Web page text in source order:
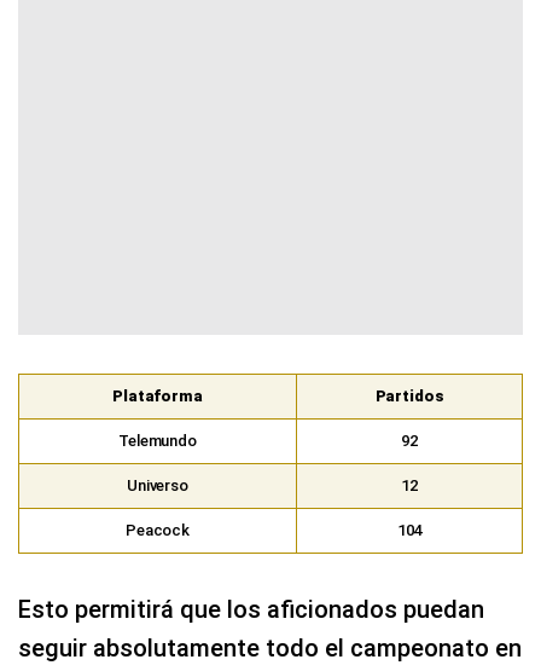
Plataforma Partidos
Telemundo 92
Universo 12
Peacock 104
Esto permitirá que los aficionados puedan
seguir absolutamente todo el campeonato en